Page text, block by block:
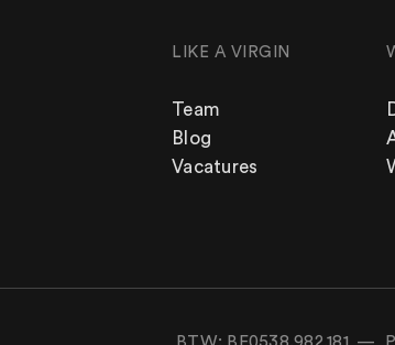
WERK
Aanpak
LIKE A VIRGIN
Team
Blog
Vacatures